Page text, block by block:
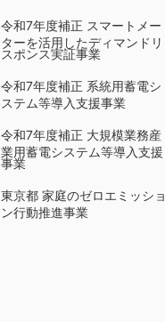
令和7年度補正 スマートメー
ターを活用したディマンドリ
スポンス実証事業
令和7年度補正 系統用蓄電シ
ステム等導入支援事業
令和7年度補正 大規模業務産
業用蓄電システム等導入支援
事業
東京都 家庭のゼロエミッショ
ン行動推進事業